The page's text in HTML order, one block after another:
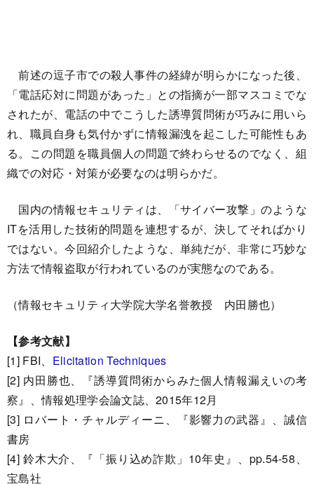
前述の逗子市での殺人事件の経緯が明らかになった後、
「電話応対に問題があった」との指摘が一部マスコミでな
されたが、電話の中でこうした誘導質問術が巧みに用いら
れ、職員自身も気付かずに情報漏洩を起こした可能性もあ
る。この問題を職員個人の問題で終わらせるのでなく、組
織での対応・対策が必要なのは明らかだ。
国内の情報セキュリティは、「サイバー攻撃」のような
ITを活用した技術的問題を連想するが、決してそればかり
ではない。今回紹介したような、単純だが、非常に巧妙な
方法で情報盗取が行われているのが実態なのである。
（情報セキュリティ大学院大学名誉教授 内田勝也）
【参考文献】
[1] FBI、 Elicitation Techniques
[2] 内田勝也、『誘導質問術からみた個人情報漏えいの考
察』、情報処理学会論文誌、2015年12月
[3] ロバート・チャルディーニ、『影響力の武器』、誠信
書房
[4] 鈴木大介、『「振り込め詐欺」10年史』、pp.54-58、
宝島社